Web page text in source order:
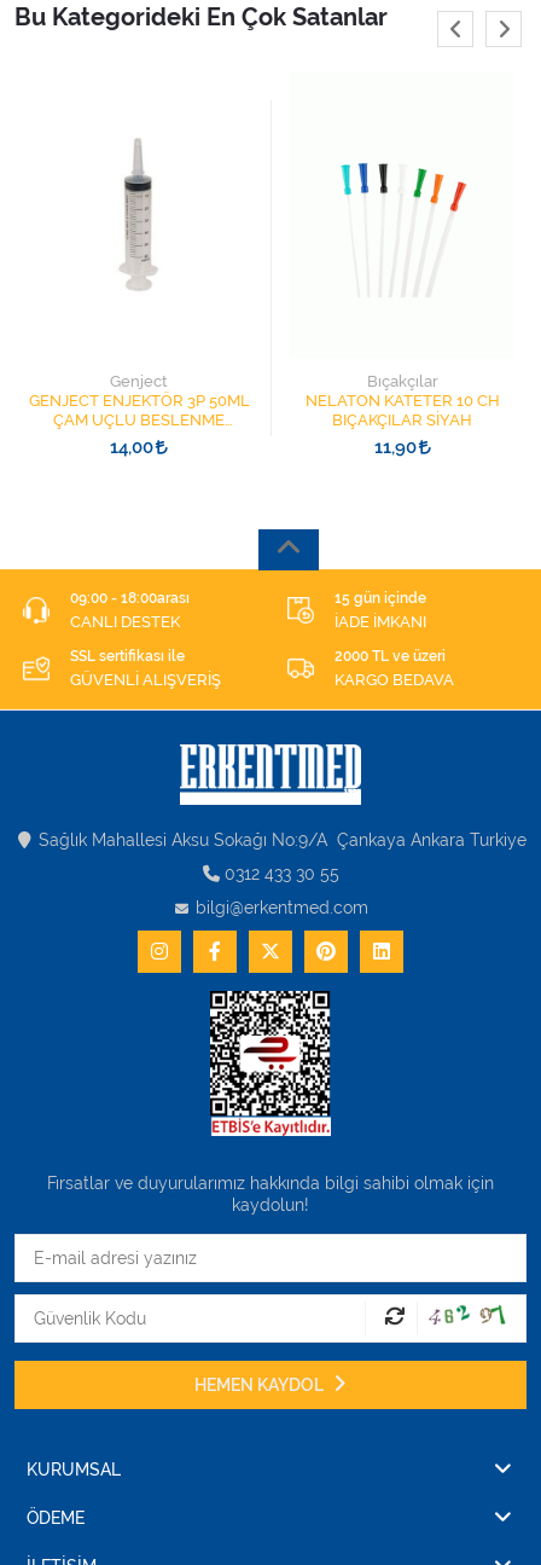
Tüm Kategorileri Gör
Bu Kategorideki En Çok Satanlar
Genject
GENJECT ENJEKTÖR 3P 50ML
ÇAM UÇLU BESLENME
ŞIRINGASI 1852412 KATATER
UÇLU
14,00
Bıçakçılar
NELATON KATETER 10 CH
BIÇAKÇILAR SİYAH
11,90
09:00 - 18:00arası
CANLI DESTEK
15 gün içinde
İADE İMKANI
SSL sertifikası ile
GÜVENLİ ALIŞVERİŞ
2000 TL ve üzeri
KARGO BEDAVA
Sağlık Mahallesi Aksu Sokağı No:9/A Çankaya Ankara Turkiye
0312 433 30 55
bilgi@erkentmed.com
Fırsatlar ve duyurularımız hakkında bilgi sahibi olmak için
kaydolun!
HEMEN KAYDOL
KURUMSAL
ÖDEME